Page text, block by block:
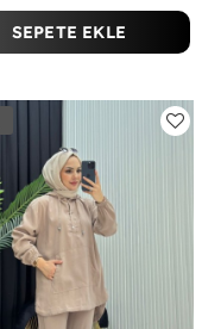
SEPETE EKLE